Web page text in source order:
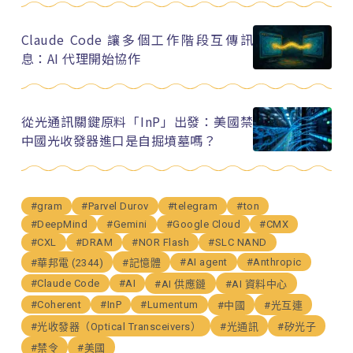
Claude Code 讓多個工作階段互傳訊
息：AI 代理開始協作
從光通訊關鍵原料「InP」出發：美國禁
中國光收發器進口是自掘墳墓嗎？
#gram #Parvel Durov #telegram
#ton
#DeepMind
#Gemini #Google Cloud
#CMX
#CXL
#DRAM #NOR Flash
#SLC NAND
#華邦電 (2344)
#記憶體 #AI agent
#Anthropic
#Claude Code
#AI #AI 供應鏈
#AI 資料中心
#Coherent
#InP #Lumentum #中國
#光互連
#光收發器（Optical Transceivers）
#光通訊
#矽光子
#禁令
#美國